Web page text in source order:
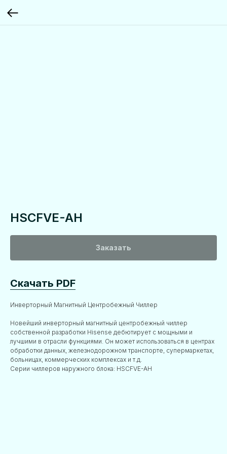
HSCFVE-AH
Заказать
Скачать PDF
Инверторный Магнитный Центробежный Чиллер
Новейший инверторный магнитный центробежный чиллер
собственной разработки Hisense дебютирует с мощными и
лучшими в отрасли функциями. Он может использоваться в центрах
обработки данных, железнодорожном транспорте, супермаркетах,
больницах, коммерческих комплексах и т.д.
Серии чиллеров наружного блока: HSCFVE-AH